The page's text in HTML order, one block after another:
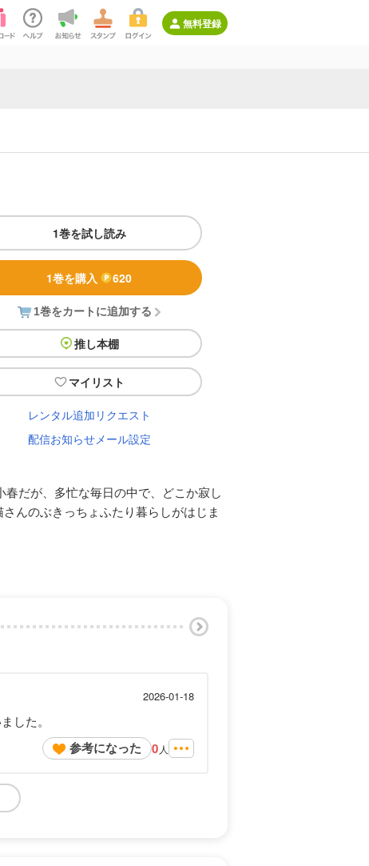
無料登録
1巻を試し読み
1巻を購入 620
1巻をカートに追加する
推し本棚
マイリスト
レンタル追加リクエスト
配信お知らせメール設定
だが、多忙な毎日の中で、どこか寂し
んのぶきっちょふたり暮らしがはじま
2026-01-18
した。
参考になった 0 人